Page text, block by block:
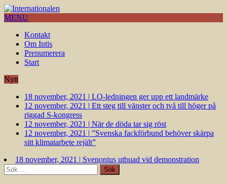
MENU
Kontakt
Om Intis
Prenumerera
Start
Nytt
18 november, 2021 | LO-ledningen ger upp ett landmärke
12 november, 2021 | Ett steg till vänster och två till höger på
riggad S-kongress
12 november, 2021 | När de döda tar sig röst
12 november, 2021 | ”Svenska fackförbund behöver skärpa
sitt klimatarbete rejält”
18 november, 2021 | Svenonius utbuad vid demonstration
Sök
efter: